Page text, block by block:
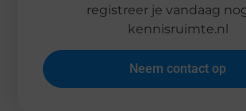
registreer je vandaag
kennisruimte.nl
Neem contact op